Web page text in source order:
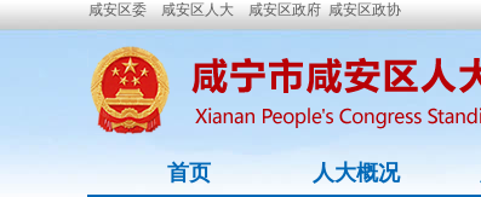
咸安区委 咸安区人大 咸安区政府 咸安区政协
首页 人大概况